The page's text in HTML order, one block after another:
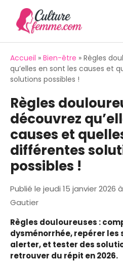
contenu
Accueil » Bien-être » Règles
qu’elles en sont les causes et
solutions possibles !
Règles
découvrez
causes et
différentes
possibles !
Publié le jeudi 15 janvier 2026
Gautier
Règles douloureuses :
dysménorrhée, repérer les
alerter, et tester des
retrouver du répit en 2026.